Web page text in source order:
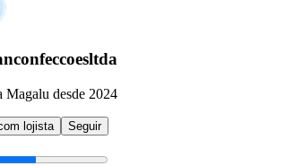
Magalu desde 2024
lojista Seguir